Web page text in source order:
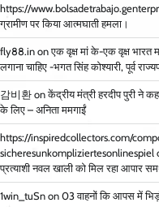
https://
ग्रामीण पर किया आत्मघाती हमला।
fly88.in onएक वृक्ष मां के-एक वृक्ष भारत
लगाना चाहिए -भगत सिंह कोश्यारी, पूर्व
감비환 onकेंद्रीय मंत्री हरदीप पुरी ने
के लिए – अनिता ममगाईं
https://inspiredcollectors.com/
sicheresunkompliziertesonlinespiel
प्रत्याशी नवल खाली को मिल रहा आपार
1win_tuSn on 03 वाहनों कि आपस में